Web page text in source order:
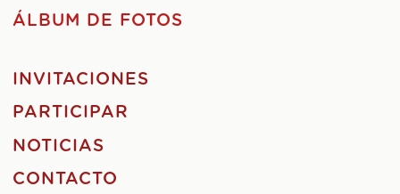
ÁLBUM DE FOTOS
INVITACIONES
PARTICIPAR
NOTICIAS
CONTACTO